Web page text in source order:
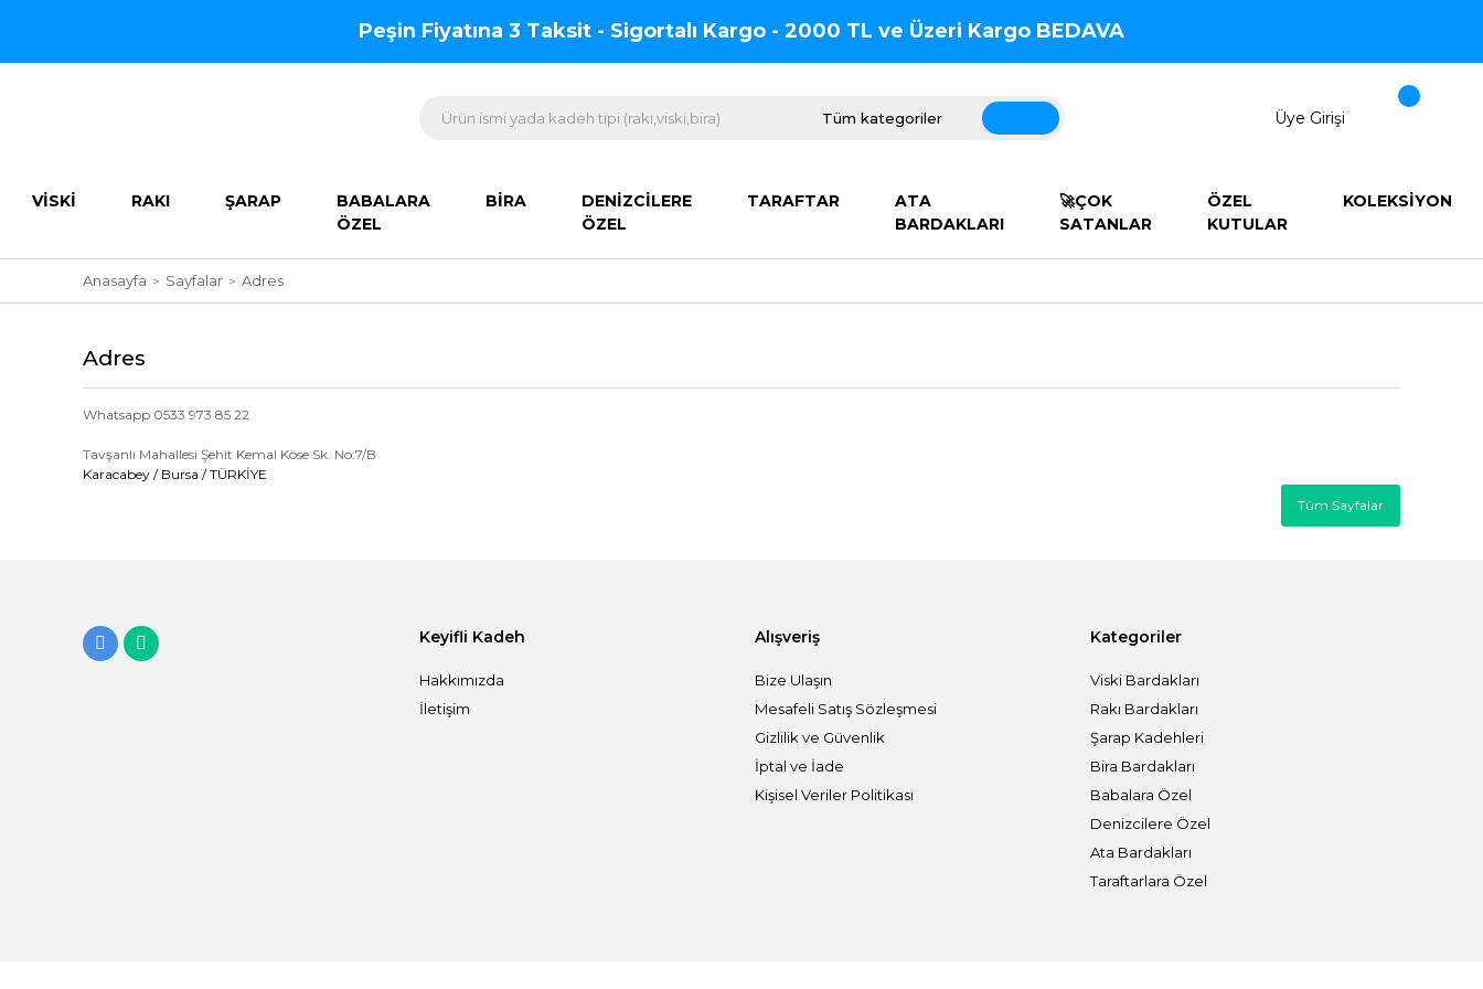
Peşin Fiyatına 3 Taksit - Sigortalı Kargo - 2000 TL ve Üzeri Kargo BEDAVA
Üye Girişi
VİSKİ RAKI ŞARAP
BABALARA
ÖZEL
BİRA
DENİZCİLERE
ÖZEL
TARAFTAR
ATA
BARDAKLARI
🚀ÇOK
SATANLAR
ÖZEL
KUTULAR
KOLEKSİYON
Anasayfa Sayfalar Adres
Adres
Whatsapp 0533 973 85 22
Tavşanlı Mahallesi Şehit Kemal Köse Sk. No:7/B
Karacabey / Bursa / TÜRKİYE
Tüm Sayfalar
Keyifli Kadeh
Hakkımızda
İletişim
Alışveriş
Bize Ulaşın
Mesafeli Satış Sözleşmesi
Gizlilik ve Güvenlik
İptal ve İade
Kişisel Veriler Politikası
Kategoriler
Viski Bardakları
Rakı Bardakları
Şarap Kadehleri
Bira Bardakları
Babalara Özel
Denizcilere Özel
Ata Bardakları
Taraftarlara Özel